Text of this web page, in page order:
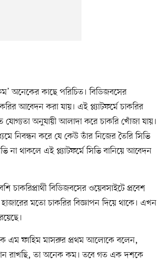
অনেকের কাছে পরিচিত। বিডিজবসের
আবেদন করা যায়। এই প্ল্যাটফর্মে চাকরির
যোগ্যতা অনুযায়ী আলাদা করে চাকরি খোঁজা যায়।
নিবন্ধন করে যে কেউ তাঁর নিজের তৈরি সিভি
না থাকলে এই প্ল্যাটফর্মে সিভি বানিয়ে আবেদন
বিডিজবসের ওয়েবসাইটে প্রবেশ
হাজারের মতো চাকরির বিজ্ঞাপন দিয়ে থাকে। এখন
কে এম ফাহিম মাসরুর প্রথম আলোকে বলেন,
রাখছি, তা অনেক কম। তবে গত এক দশকে